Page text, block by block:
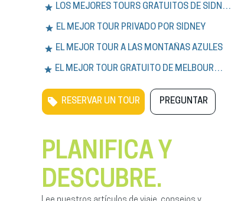
LOS MEJORES TOURS GRATUITOS DE SÍDNEY
EL MEJOR TOUR PRIVADO POR SÍDNEY
EL MEJOR TOUR A LAS MONTAÑAS AZULES
EL MEJOR TOUR GRATUITO DE MELBOURNE
RESERVAR UN TOUR PREGUNTAR
PLANIFICA Y
DESCUBRE.